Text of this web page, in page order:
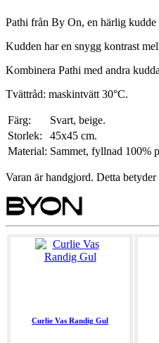
Pathi från By On, en härlig kudde
Kudden har en snygg kontrast
Kombinera Pathi med andra
Tvättråd: maskintvätt 30°C.
Färg:
Svart, beige.
Storlek:
45x45 cm.
Material: Sammet, fyllnad 100%
Varan är handgjord. Detta
Curlie Vas Randig Gul